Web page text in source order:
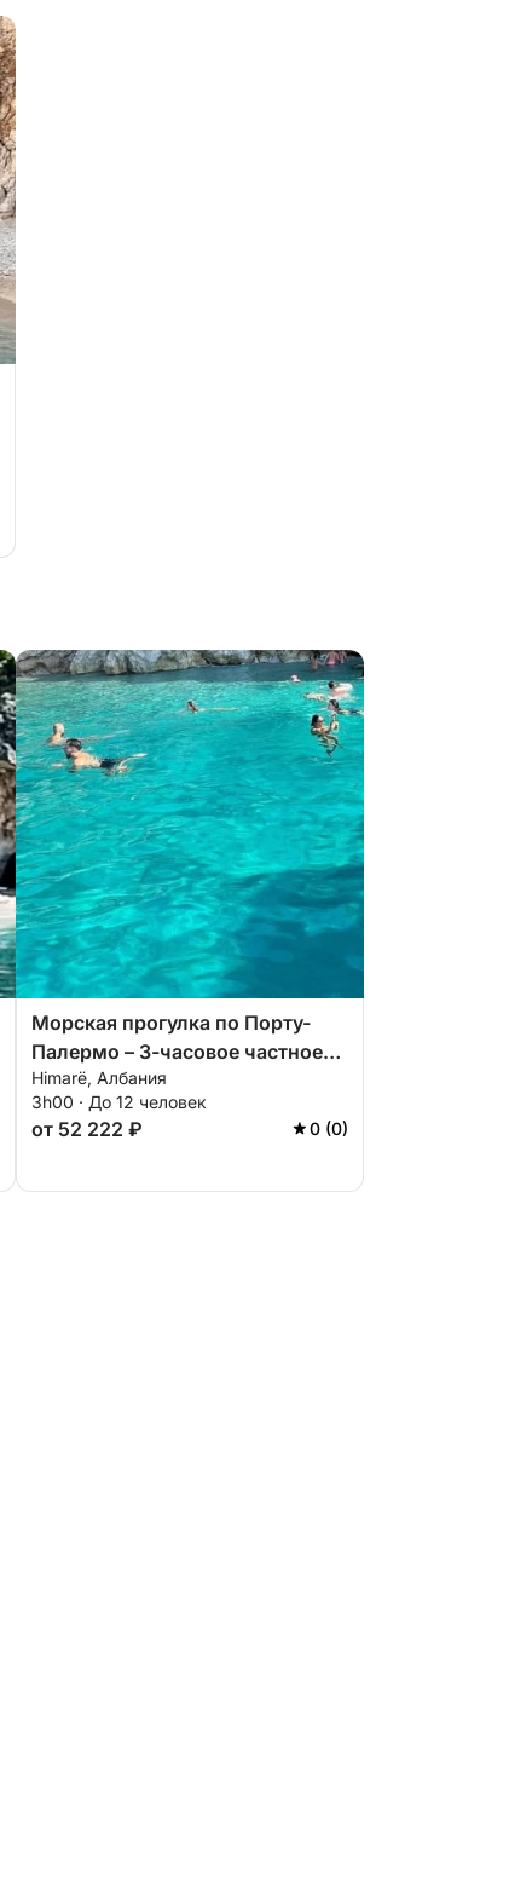
Морская прогулка по Порту-
Палермо – 3-часовое частное
путешествие по скрытым
жемчужинам и истории
побережья.
Himarë, Албания
3h00 · До 12 человек
от 52 222 ₽ 0 (0)